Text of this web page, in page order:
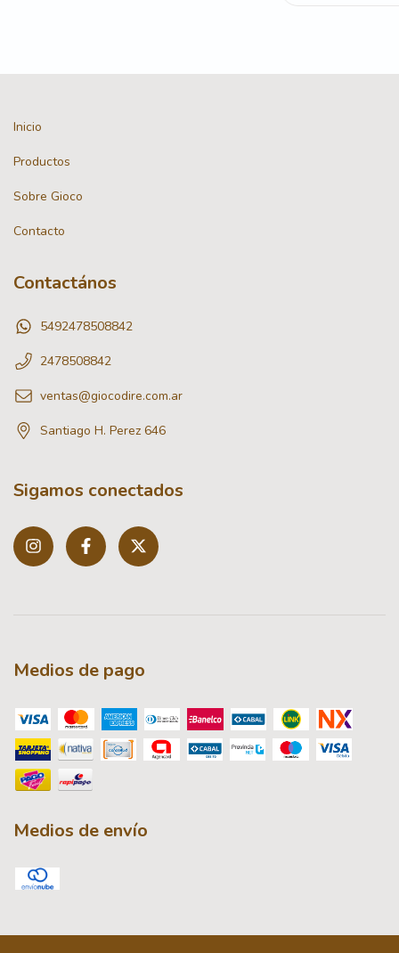
Inicio
Productos
Sobre Gioco
Contacto
Contactános
5492478508842
2478508842
ventas@giocodire.com.ar
Santiago H. Perez 646
Sigamos conectados
Medios de pago
Medios de envío